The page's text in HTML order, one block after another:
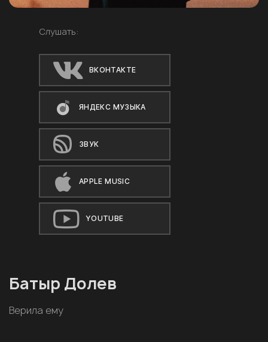
Слушать:
ВКОНТАКТЕ
ЯНДЕКС МУЗЫКА
ЗВУК
APPLE MUSIC
YOUTUBE
Батыр Долев
Верила ему